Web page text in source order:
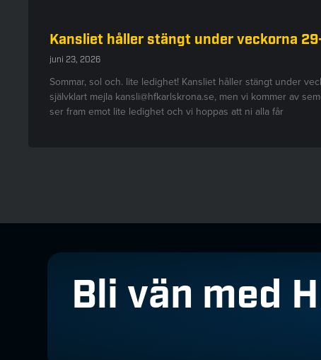
Kansliet håller stängt under veckorna
juni 23, 2026
Sommar, sol och. lite ledighet! Kansliet håller stängt under
självklart mejla kansli@hfkarlskrona.se, men vi kommer av
ser fram emot lite ledighet och vi hoppas att ni alla får
Bli vän med